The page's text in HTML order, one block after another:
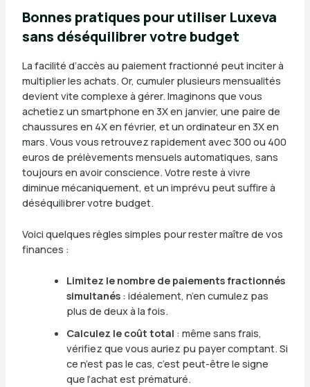
Bonnes pratiques pour utiliser Luxeva
sans déséquilibrer votre budget
La facilité d’accès au paiement fractionné peut inciter à
multiplier les achats. Or, cumuler plusieurs mensualités
devient vite complexe à gérer. Imaginons que vous
achetiez un smartphone en 3X en janvier, une paire de
chaussures en 4X en février, et un ordinateur en 3X en
mars. Vous vous retrouvez rapidement avec 300 ou 400
euros de prélèvements mensuels automatiques, sans
toujours en avoir conscience. Votre reste à vivre
diminue mécaniquement, et un imprévu peut suffire à
déséquilibrer votre budget.
Voici quelques règles simples pour rester maître de vos
finances :
Limitez le nombre de paiements fractionnés
simultanés: idéalement, n’en cumulez pas
plus de deux à la fois.
Calculez le coût total : même sans frais,
vérifiez que vous auriez pu payer comptant. Si
ce n’est pas le cas, c’est peut-être le signe
que l’achat est prématuré.